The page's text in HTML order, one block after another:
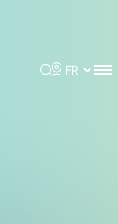
Rechercher
Choisir la